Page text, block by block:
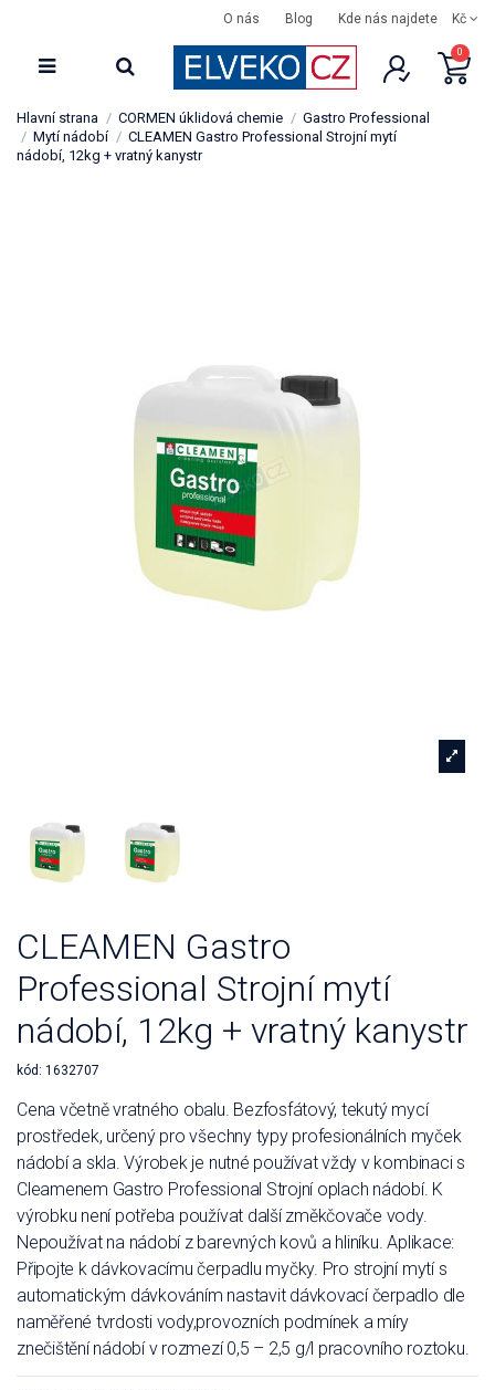
O nás Blog Kde nás najdete Kč
0
Hlavní strana CORMEN úklidová chemie
Gastro Professional
Mytí nádobí
CLEAMEN Gastro Professional Strojní mytí
nádobí, 12kg + vratný kanystr
CLEAMEN Gastro
Professional Strojní mytí
nádobí, 12kg + vratný kanystr
kód: 1632707
Cena včetně vratného obalu. Bezfosfátový, tekutý mycí
prostředek, určený pro všechny typy profesionálních myček
nádobí a skla. Výrobek je nutné používat vždy v kombinaci s
Cleamenem Gastro Professional Strojní oplach nádobí. K
výrobku není potřeba používat další změkčovače vody.
Nepoužívat na nádobí z barevných kovů a hliníku. Aplikace:
Připojte k dávkovacímu čerpadlu myčky. Pro strojní mytí s
automatickým dávkováním nastavit dávkovací čerpadlo dle
naměřené tvrdosti vody,provozních podmínek a míry
znečištění nádobí v rozmezí 0,5 – 2,5 g/l pracovního roztoku.